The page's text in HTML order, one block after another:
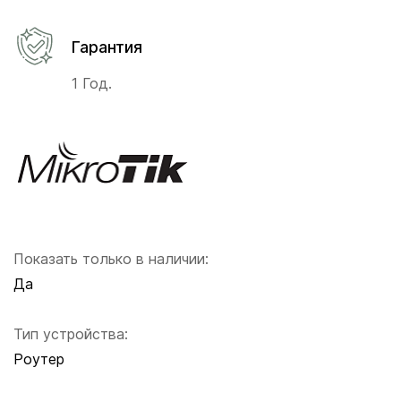
Показать только в наличии:
Да
Тип устройства:
Роутер
Гарантия
1 Год.